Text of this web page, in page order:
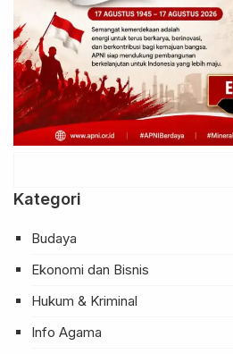
Kategori
Budaya
Ekonomi dan Bisnis
Hukum & Kriminal
Info Agama